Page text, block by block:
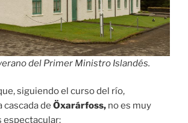
del Primer Ministro Islandés.
siguiendo el curso del río,
de Öxarárfoss, no es muy
espectacular: